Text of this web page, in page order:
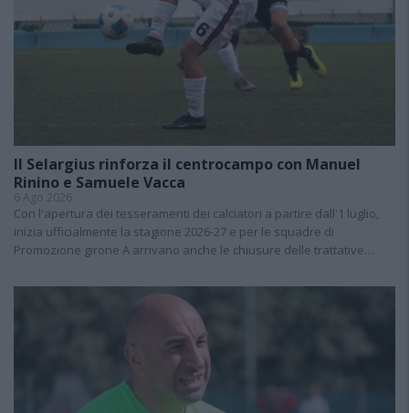
Il Selargius rinforza il centrocampo con Manuel
Rinino e Samuele Vacca
6 Ago 2026
Con l'apertura dei tesseramenti dei calciatori a partire dall'1 luglio,
inizia ufficialmente la stagione 2026-27 e per le squadre di
Promozione girone A arrivano anche le chiusure delle trattative…